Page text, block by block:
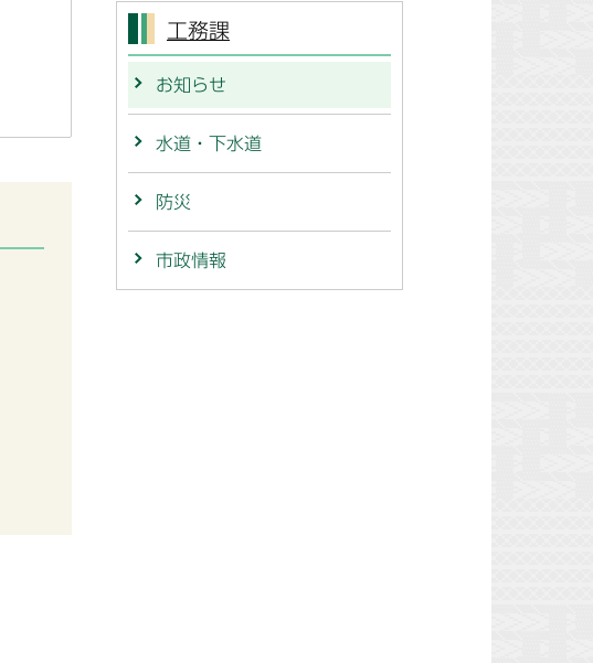
工務課
お知らせ
水道・下水道
防災
市政情報